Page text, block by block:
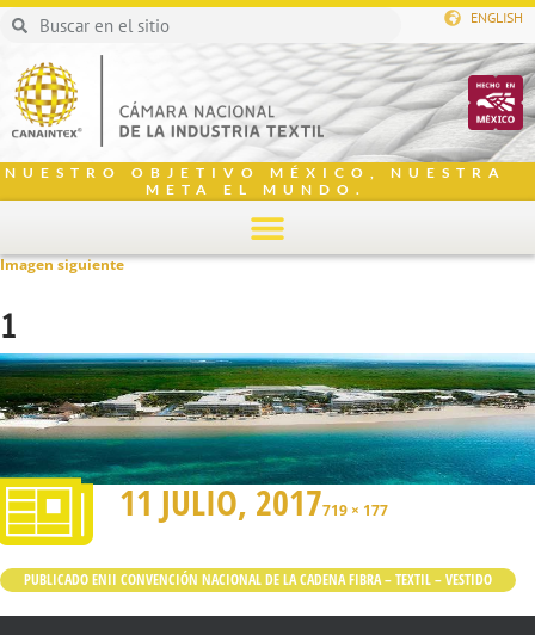
ENGLISH
NUESTRO OBJETIVO MÉXICO, NUESTRA
META EL MUNDO.
Imagen siguiente
1
11 JULIO, 2017719 × 177
PUBLICADO ENII CONVENCIÓN NACIONAL DE LA CADENA FIBRA – TEXTIL – VESTIDO